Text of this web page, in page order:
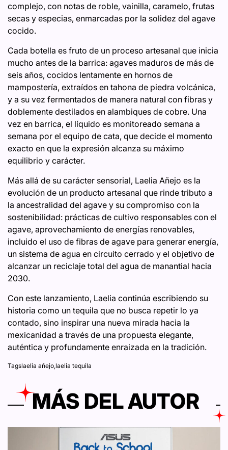
complejo, con notas de roble, vainilla, caramelo, frutas
secas y especias, enmarcadas por la solidez del agave
cocido.
Cada botella es fruto de un proceso artesanal que inicia
mucho antes de la barrica: agaves maduros de más de
seis años, cocidos lentamente en hornos de
mampostería, extraídos en tahona de piedra volcánica,
y a su vez fermentados de manera natural con fibras y
doblemente destilados en alambiques de cobre. Una
vez en barrica, el líquido es monitoreado semana a
semana por el equipo de cata, que decide el momento
exacto en que la expresión alcanza su máximo
equilibrio y carácter.
Más allá de su carácter sensorial, Laelia Añejo es la
evolución de un producto artesanal que rinde tributo a
la ancestralidad del agave y su compromiso con la
sostenibilidad: prácticas de cultivo responsables con el
agave, aprovechamiento de energías renovables,
incluido el uso de fibras de agave para generar energía,
un sistema de agua en circuito cerrado y el objetivo de
alcanzar un reciclaje total del agua de manantial hacia
2030.
Con este lanzamiento, Laelia continúa escribiendo su
historia como un tequila que no busca repetir lo ya
contado, sino inspirar una nueva mirada hacia la
mexicanidad a través de una propuesta elegante,
auténtica y profundamente enraizada en la tradición.
Tagslaelia añejo laelia tequila
MÁS DEL AUTOR